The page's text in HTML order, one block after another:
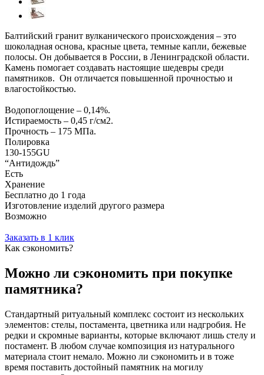
Балтийский гранит вулканического происхождения – это
шоколадная основа, красные цвета, темные капли, бежевые
полосы. Он добывается в России, в Ленинградской области.
Камень помогает создавать настоящие шедевры среди
памятников. Он отличается повышенной прочностью и
влагостойкостью.
Водопоглощение – 0,14%.
Истираемость – 0,45 г/см2.
Прочность – 175 МПа.
Полировка
130-155GU
“Антидождь”
Есть
Хранение
Бесплатно до 1 года
Изготовление изделий другого размера
Возможно
Заказать в 1 клик
Как сэкономить?
Можно ли сэкономить при покупке
памятника?
Стандартный ритуальный комплекс состоит из нескольких
элементов: стелы, постамента, цветника или надгробия. Не
редки и скромные варианты, которые включают лишь стелу и
постамент. В любом случае композиция из натурального
материала стоит немало. Можно ли сэкономить и в тоже
время поставить достойный памятник на могилу